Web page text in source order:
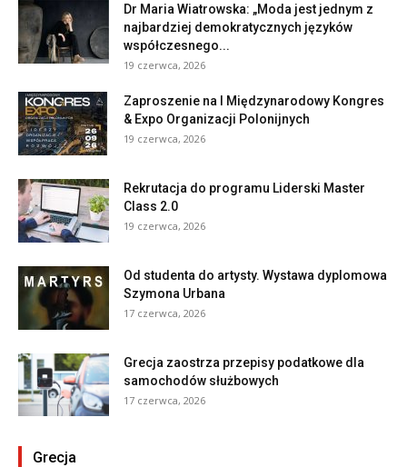
Dr Maria Wiatrowska: „Moda jest jednym z
najbardziej demokratycznych języków
współczesnego...
19 czerwca, 2026
Zaproszenie na I Międzynarodowy Kongres
& Expo Organizacji Polonijnych
19 czerwca, 2026
Rekrutacja do programu Liderski Master
Class 2.0
19 czerwca, 2026
Od studenta do artysty. Wystawa dyplomowa
Szymona Urbana
17 czerwca, 2026
Grecja zaostrza przepisy podatkowe dla
samochodów służbowych
17 czerwca, 2026
Grecja